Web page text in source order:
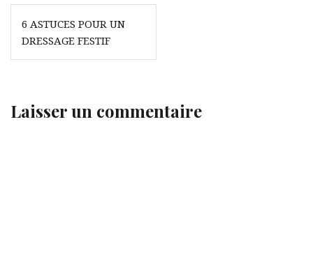
Navigation
de
l’article
6 ASTUCES POUR UN
DRESSAGE FESTIF
Laisser un commentaire